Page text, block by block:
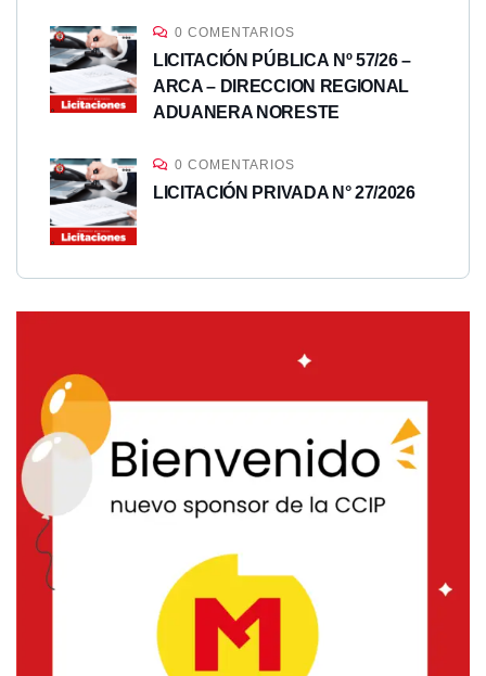
0 COMENTARIOS
LICITACIÓN PÚBLICA Nº 57/26 –
ARCA – DIRECCION REGIONAL
ADUANERA NORESTE
0 COMENTARIOS
LICITACIÓN PRIVADA N° 27/2026